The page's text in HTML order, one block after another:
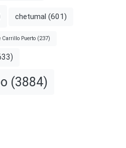
chetumal (601)
Carrillo Puerto (237)
(3884)